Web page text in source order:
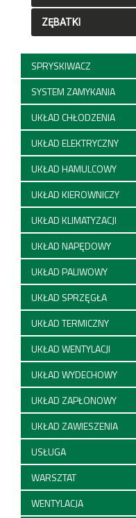
ZĘBATKI
SPRYSKIWACZ
SYSTEM ZAMYKANIA
UKŁAD CHŁODZENIA
UKŁAD ELEKTRYCZNY
UKŁAD HAMULCOWY
UKŁAD KIEROWNICZY
UKŁAD KLIMATYZACJI
UKŁAD NAPĘDOWY
UKŁAD PALIWOWY
UKŁAD SPRZĘGŁA
UKŁAD TERMICZNY
UKŁAD WENTYLACJI
UKŁAD WYDECHOWY
UKŁAD ZAPŁONOWY
UKŁAD ZAWIESZENIA
USŁUGA
WARSZTAT
WENTYLACJA